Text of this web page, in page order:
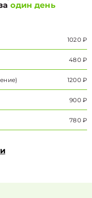
один день
1020 ₽
480 ₽
1200 ₽
900 ₽
780 ₽